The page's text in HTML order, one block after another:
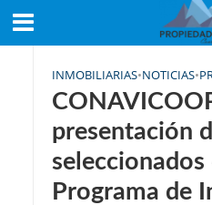
INMOBILIARIAS•NOTICIAS•
presentación
seleccionados
Programa de